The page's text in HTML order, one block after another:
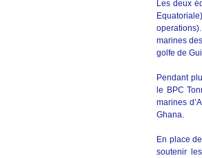
Les deux
marines
golfe de
Pendant
le BPC
marines
Ghana.
En place
soutenir